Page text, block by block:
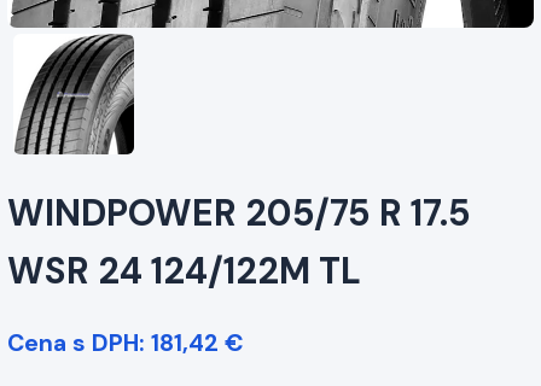
WINDPOWER 205/75 R 17.5
WSR 24 124/122M TL
Cena s DPH: 181,42 €